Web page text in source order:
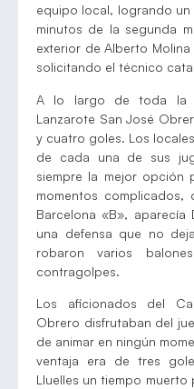
equipo local, logrando un
minutos de la segunda
exterior de Alberto Molina
solicitando el técnico
A lo largo de toda la
Lanzarote San José
y cuatro goles. Los
de cada una de sus
siempre la mejor opción
momentos complicados,
Barcelona «B»,
una defensa que no
robaron varios
contragolpes.
Los aficionados del
Obrero disfrutaban del
de animar en ningún
ventaja era de tres
Lluelles un tiempo